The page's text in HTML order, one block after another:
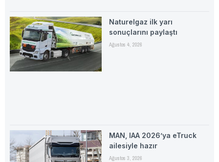
Naturelgaz ilk yarı
sonuçlarını paylaştı
Ağustos 4, 2026
MAN, IAA 2026’ya eTruck
ailesiyle hazır
Ağustos 3, 2026